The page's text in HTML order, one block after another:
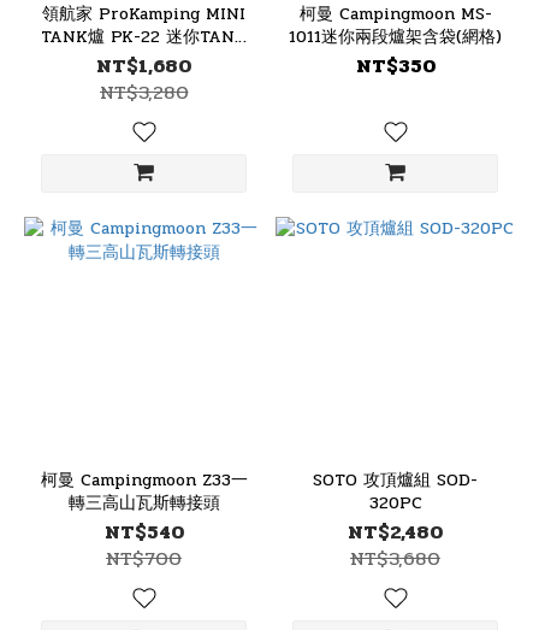
領航家 ProKamping MINI
TANK爐 PK-22 迷你TANK
爐
NT$1,680
NT$3,280
柯曼 Campingmoon MS-
1011迷你兩段爐架含袋(網格)
NT$350
柯曼 Campingmoon Z33一
轉三高山瓦斯轉接頭
NT$540
NT$700
SOTO 攻頂爐組 SOD-
320PC
NT$2,480
NT$3,680